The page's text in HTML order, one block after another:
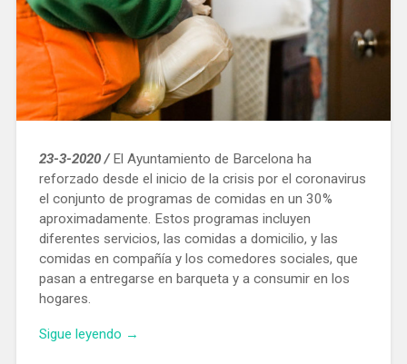
23-3-2020 /El Ayuntamiento de Barcelona ha
reforzado desde el inicio de la crisis por el coronavirus
el conjunto de programas de comidas en un 30%
aproximadamente. Estos programas incluyen
diferentes servicios, las comidas a domicilio, y las
comidas en compañía y los comedores sociales, que
pasan a entregarse en barqueta y a consumir en los
hogares.
Sigue leyendo «El
→